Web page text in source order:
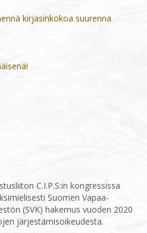
kirjasinkokoa suurenna
C.I.P.S:in kongressissa
Suomen Vapaa-
(SVK) hakemus vuoden 2020
järjestämisoikeudesta.